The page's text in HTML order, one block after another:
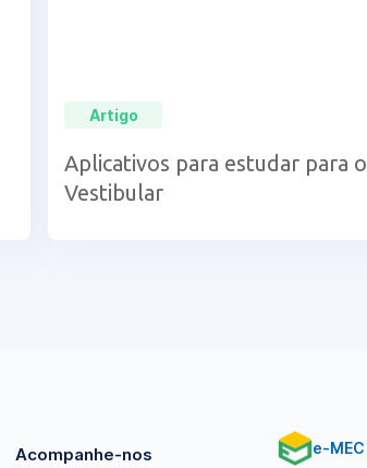
Artigo
Aplicativos para estudar para o
Vestibular
Acompanhe-nos e-MEC